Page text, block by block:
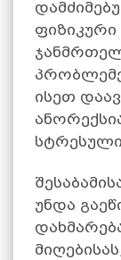
ისეთ
უნდა